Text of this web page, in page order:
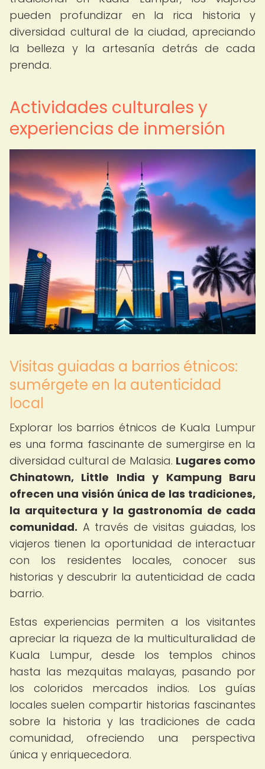
pueden profundizar en la rica historia y
diversidad cultural de la ciudad, apreciando
la belleza y la artesanía detrás de cada
prenda.
Actividades culturales y
experiencias de inmersión
Visitas guiadas a barrios étnicos:
sumérgete en la autenticidad
local
Explorar los barrios étnicos de Kuala Lumpur
es una forma fascinante de sumergirse en la
diversidad cultural de Malasia. Lugares como
Chinatown, Little India y Kampung Baru
ofrecen una visión única de las tradiciones,
la arquitectura y la gastronomía de cada
comunidad. A través de visitas guiadas, los
viajeros tienen la oportunidad de interactuar
con los residentes locales, conocer sus
historias y descubrir la autenticidad de cada
barrio.
Estas experiencias permiten a los visitantes
apreciar la riqueza de la multiculturalidad de
Kuala Lumpur, desde los templos chinos
hasta las mezquitas malayas, pasando por
los coloridos mercados indios. Los guías
locales suelen compartir historias fascinantes
sobre la historia y las tradiciones de cada
comunidad, ofreciendo una perspectiva
única y enriquecedora.